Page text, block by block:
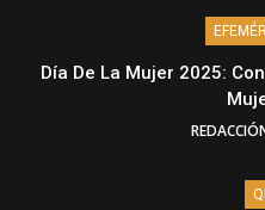
Día De La Mujer 2025: